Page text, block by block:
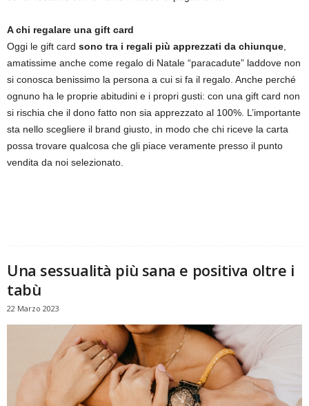
A chi regalare una gift card
Oggi le gift card sono tra i regali più apprezzati da chiunque,
amatissime anche come regalo di Natale “paracadute” laddove non
si conosca benissimo la persona a cui si fa il regalo. Anche perché
ognuno ha le proprie abitudini e i propri gusti: con una gift card non
si rischia che il dono fatto non sia apprezzato al 100%. L’importante
sta nello scegliere il brand giusto, in modo che chi riceve la carta
possa trovare qualcosa che gli piace veramente presso il punto
vendita da noi selezionato.
Una sessualità più sana e positiva oltre i
tabù
22 Marzo 2023